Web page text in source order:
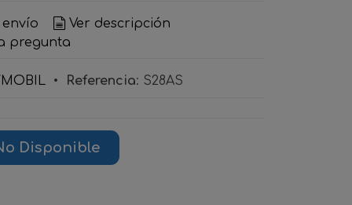
envío
Ver descripción
pregunta
• Referencia: S28AS
Disponible